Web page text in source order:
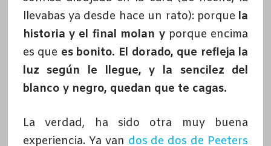
llevabas ya desde hace un rato): porquela
historia y el final molan yporque encima
es que es bonito. El dorado, que refleja la
luz según le llegue, y la sencilez del
blanco y negro, quedan que te cagas.
La verdad, ha sido otra muy buena
experiencia. Ya van dos de dos de Peeters